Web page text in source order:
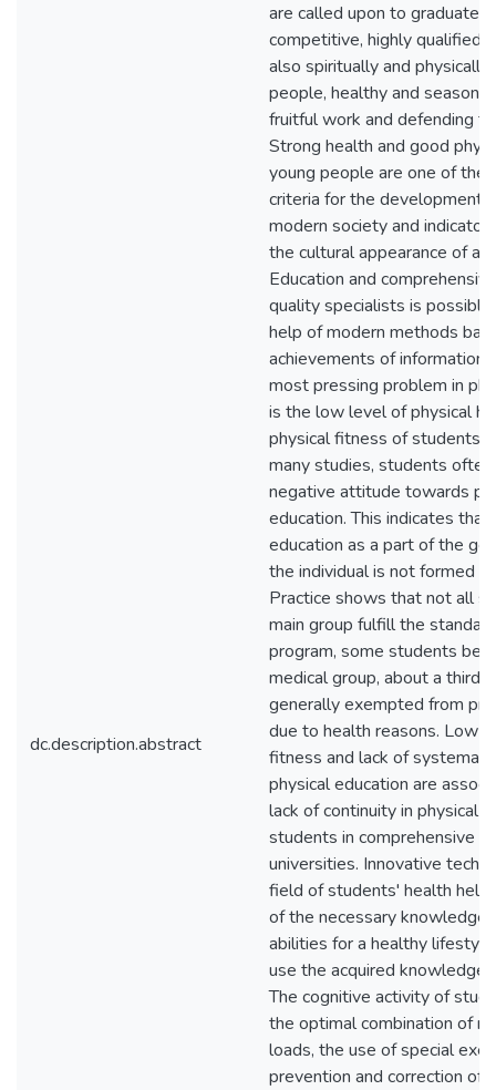
dc.description.abstract
are called upon to graduate
competitive, highly qualified
also spiritually and
people, healthy and
fruitful work and defending
Strong health and good
young people are one of the
criteria for the development
modern society and
the cultural appearance of an
Education and
quality specialists is
help of modern methods
achievements of information
most pressing problem in
is the low level of physical
physical fitness of students.
many studies, students often
negative attitude towards
education. This indicates that
education as a part of the
the individual is not formed
Practice shows that not all
main group fulfill the
program, some students
medical group, about a third
generally exempted from
due to health reasons. Low
fitness and lack of
physical education are
lack of continuity in physical
students in comprehensive
universities. Innovative
field of students' health help
of the necessary knowledge,
abilities for a healthy
use the acquired knowledge
The cognitive activity of
the optimal combination of
loads, the use of special
prevention and correction of